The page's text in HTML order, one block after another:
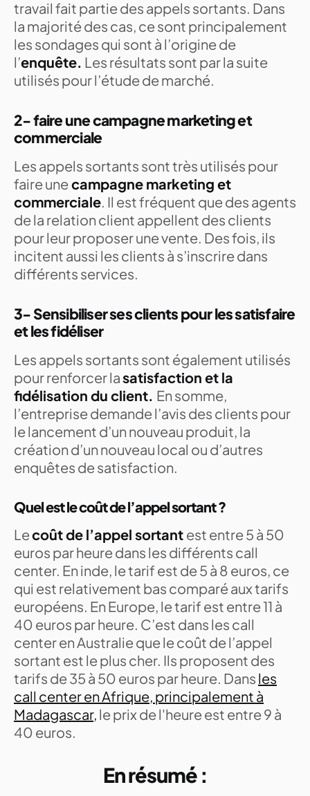
travail fait partie des appels sortants. Dans
la majorité des cas, ce sont principalement
les sondages qui sont à l’origine de
l’enquête. Les résultats sont par la suite
utilisés pour l’étude de marché.
2- faire une campagne marketing et
commerciale
Les appels sortants sont très utilisés pour
faire unecampagne marketing et
commerciale. Il est fréquent que des agents
de la relation client appellent des clients
pour leur proposer une vente. Des fois, ils
incitent aussi les clients à s’inscrire dans
différents services.
3- Sensibiliser ses clients pour les satisfaire
et les fidéliser
Les appels sortants sont également utilisés
pour renforcer lasatisfaction et la
fidélisation du client. En somme,
l’entreprise demande l’avis des clients pour
le lancement d’un nouveau produit, la
création d’un nouveau local ou d’autres
enquêtes de satisfaction.
Quel est le coût de l’appel sortant ?
Lecoût de l’appel sortant est entre 5 à 50
euros par heure dans les différents call
center. En inde, le tarif est de 5 à 8 euros, ce
qui est relativement bas comparé aux tarifs
européens. En Europe, le tarif est entre 11 à
40 euros par heure. C’est dans les call
center en Australie que le coût de l’appel
sortant est le plus cher. Ils proposent des
tarifs de 35 à 50 euros par heure. Dans les
call center en Afrique, principalement à
Madagascar, le prix de l'heure est entre 9 à
40 euros.
En résumé :